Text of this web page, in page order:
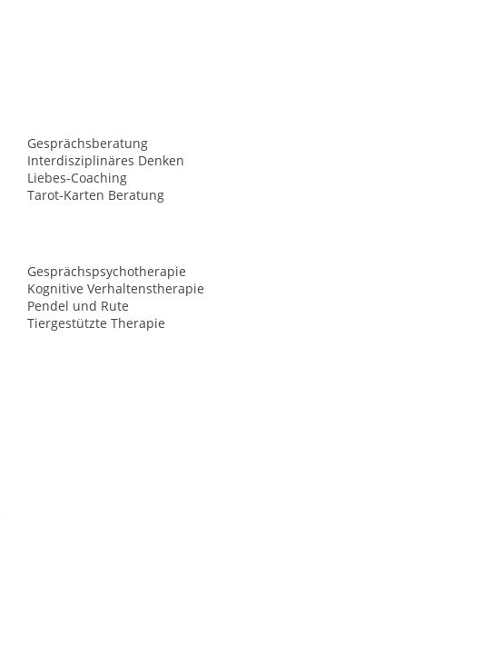
Gesprächsberatung
Interdisziplinäres Denken
Liebes-Coaching
Tarot-Karten Beratung
Gesprächspsychotherapie
Kognitive Verhaltenstherapie
Pendel und Rute
Tiergestützte Therapie